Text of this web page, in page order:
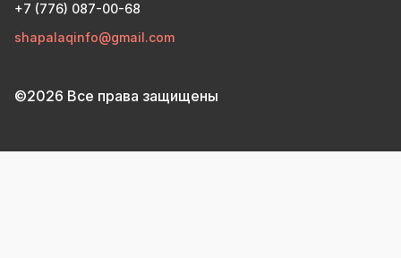
+7 (776) 087-00-68
shapalaqinfo@gmail.com
©2026 Все права защищены